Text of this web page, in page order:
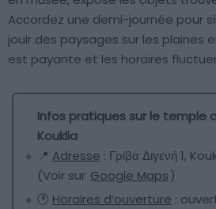
Accordez une demi-journée pour
jouir des paysages sur les plaines
est payante et les horaires
Infos pratiques sur le temple
Kouklia
📍 Adresse : Γρίβα Διγενή 1,
(Voir sur Google Maps)
🕐 Horaires d’ouverture :